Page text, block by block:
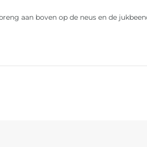
aan boven op de neus en de